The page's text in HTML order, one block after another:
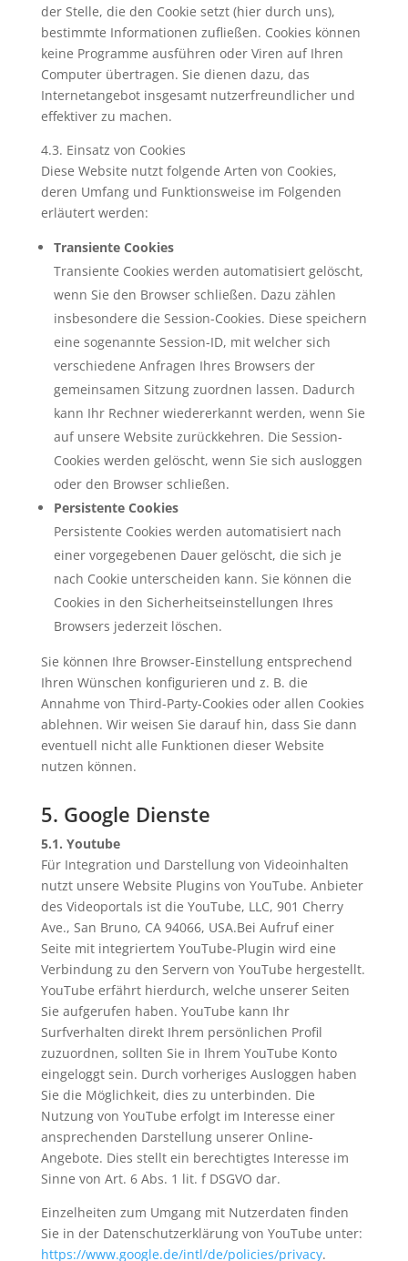
der Stelle, die den Cookie setzt (hier durch uns),
bestimmte Informationen zufließen. Cookies können
keine Programme ausführen oder Viren auf Ihren
Computer übertragen. Sie dienen dazu, das
Internetangebot insgesamt nutzerfreundlicher und
effektiver zu machen.
4.3. Einsatz von Cookies
Diese Website nutzt folgende Arten von Cookies,
deren Umfang und Funktionsweise im Folgenden
erläutert werden:
Transiente Cookies
Transiente Cookies werden automatisiert gelöscht,
wenn Sie den Browser schließen. Dazu zählen
insbesondere die Session-Cookies. Diese speichern
eine sogenannte Session-ID, mit welcher sich
verschiedene Anfragen Ihres Browsers der
gemeinsamen Sitzung zuordnen lassen. Dadurch
kann Ihr Rechner wiedererkannt werden, wenn Sie
auf unsere Website zurückkehren. Die Session-
Cookies werden gelöscht, wenn Sie sich ausloggen
oder den Browser schließen.
Persistente Cookies
Persistente Cookies werden automatisiert nach
einer vorgegebenen Dauer gelöscht, die sich je
nach Cookie unterscheiden kann. Sie können die
Cookies in den Sicherheitseinstellungen Ihres
Browsers jederzeit löschen.
Sie können Ihre Browser-Einstellung entsprechend
Ihren Wünschen konfigurieren und z. B. die
Annahme von Third-Party-Cookies oder allen Cookies
ablehnen. Wir weisen Sie darauf hin, dass Sie dann
eventuell nicht alle Funktionen dieser Website
nutzen können.
5. Google Dienste
5.1. Youtube
Für Integration und Darstellung von Videoinhalten
nutzt unsere Website Plugins von YouTube. Anbieter
des Videoportals ist die YouTube, LLC, 901 Cherry
Ave., San Bruno, CA 94066, USA.Bei Aufruf einer
Seite mit integriertem YouTube-Plugin wird eine
Verbindung zu den Servern von YouTube hergestellt.
YouTube erfährt hierdurch, welche unserer Seiten
Sie aufgerufen haben. YouTube kann Ihr
Surfverhalten direkt Ihrem persönlichen Profil
zuzuordnen, sollten Sie in Ihrem YouTube Konto
eingeloggt sein. Durch vorheriges Ausloggen haben
Sie die Möglichkeit, dies zu unterbinden. Die
Nutzung von YouTube erfolgt im Interesse einer
ansprechenden Darstellung unserer Online-
Angebote. Dies stellt ein berechtigtes Interesse im
Sinne von Art. 6 Abs. 1 lit. f DSGVO dar.
Einzelheiten zum Umgang mit Nutzerdaten finden
Sie in der Datenschutzerklärung von YouTube unter:
https://www.google.de/intl/de/policies/privacy.